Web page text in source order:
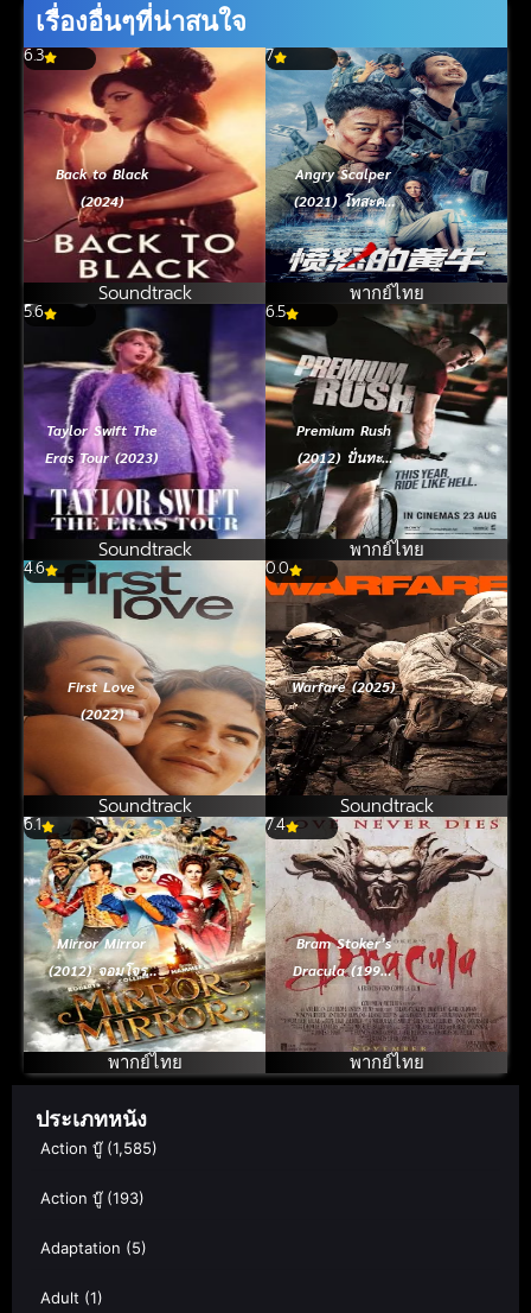
เรื่องอื่นๆที่น่าสนใจ
6.3
Back to Black
(2024)
Soundtrack
7
Angry Scalper
(2021) โทสะคน
เถื่อน
พากย์ไทย
5.6
Taylor Swift The
Eras Tour (2023)
Soundtrack
6.5
Premium Rush
(2012) ปั่นทะลุ
นรก
พากย์ไทย
4.6
First Love
(2022)
Soundtrack
0.0
Warfare (2025)
Soundtrack
6.1
Mirror Mirror
(2012) จอมโจรส
โนไวท์กับราชินี
บานฉ่ำ
พากย์ไทย
7.4
Bram Stoker’s
Dracula (1992)
ดูดเขี้ยวจมยมทูต
ผีดิบ
พากย์ไทย
ประเภทหนัง
Action บู๊(1,585)
Action บู๊(193)
Adaptation (5)
Adult (1)